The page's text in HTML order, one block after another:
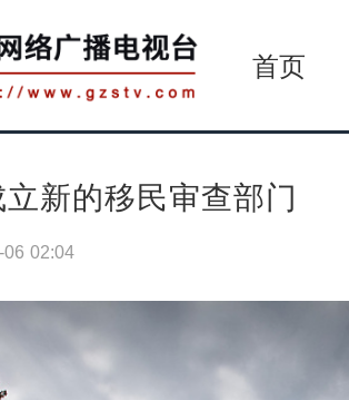
首页
新的移民审查部门
06 02:04